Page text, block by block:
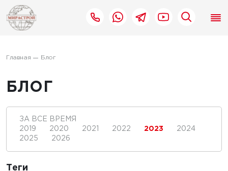
Главная Блог
БЛОГ
ЗА ВСЕ ВРЕМЯ
2019
2020 2021 2022 2023
2024
2025
2026
Теги